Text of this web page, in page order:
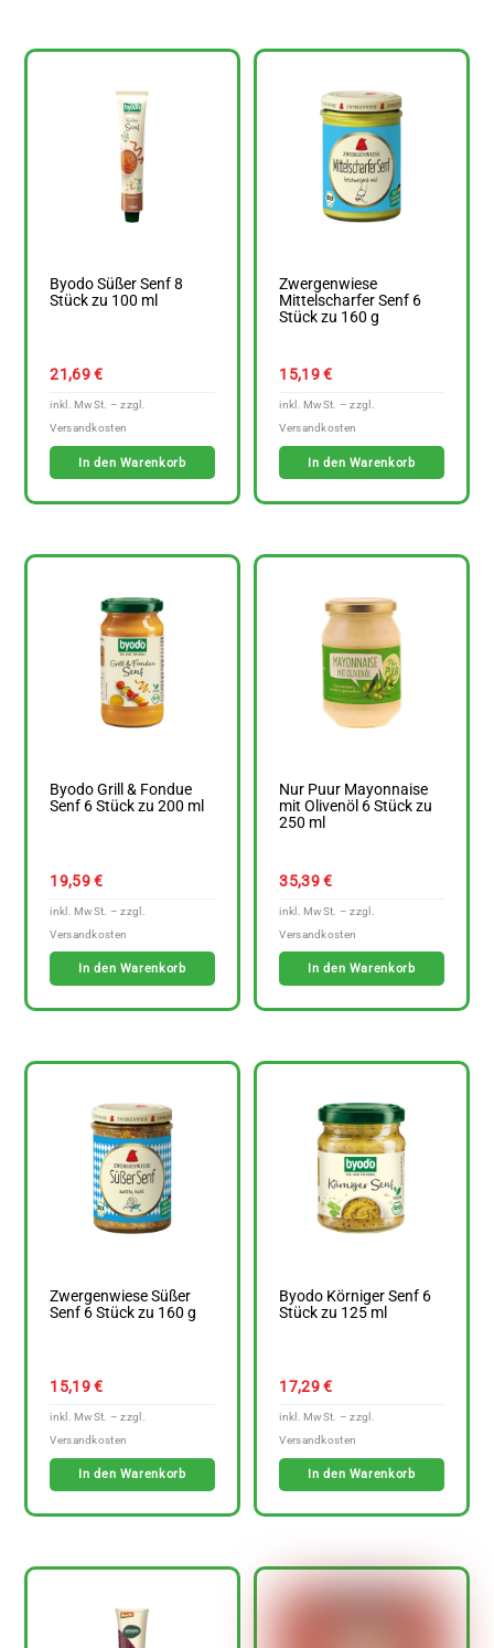
Byodo Süßer Senf 8
Stück zu 100 ml
21,69€
In den Warenkorb
Zwergenwiese
Mittelscharfer Senf 6
Stück zu 160 g
15,19€
In den Warenkorb
Byodo Grill & Fondue
Senf 6 Stück zu 200 ml
19,59€
In den Warenkorb
Nur Puur Mayonnaise
mit Olivenöl 6 Stück zu
250 ml
35,39€
In den Warenkorb
Zwergenwiese Süßer
Senf 6 Stück zu 160 g
15,19€
In den Warenkorb
Byodo Körniger Senf 6
Stück zu 125 ml
17,29€
In den Warenkorb